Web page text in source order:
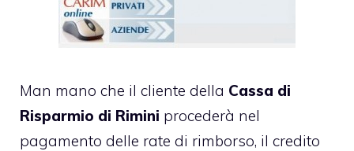
Man mano che il cliente della Cassa di
Risparmio di Rimini procederà nel
pagamento delle rate di rimborso, il credito